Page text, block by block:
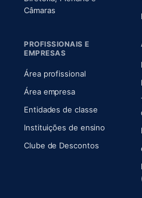
Câmaras(abre em nova aba)
PROFISSIONAIS E
EMPRESAS
Área profissional
Área empresa
Entidades de classe
Instituições de ensino
Clube de Descontos